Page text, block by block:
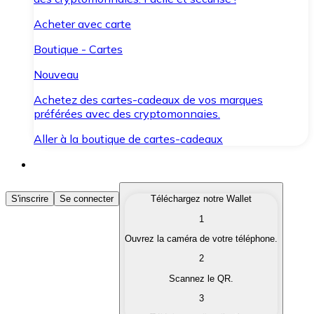
Acheter avec carte
Boutique - Cartes
Nouveau
Achetez des cartes-cadeaux de vos marques
préférées avec des cryptomonnaies.
Aller à la boutique de cartes-cadeaux
Acheter des Cryptomonnaies
Achetez les cryptomonnaies qui vous intéressent
Convertissez vos cryptomonnaies en monnaie
S'inscrire Se connecter
Téléchargez notre Wallet
1
Ouvrez la caméra de votre téléphone.
2
Scannez le QR.
3